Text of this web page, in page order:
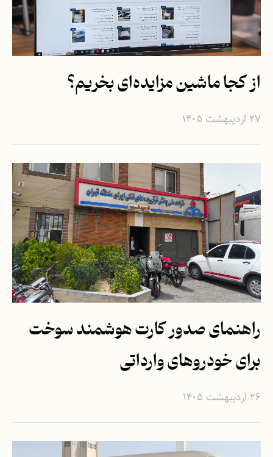
از کجا ماشین مزایده‌ای بخریم؟
۲۷ اردیبهشت ۱۴۰۵
راهنمای صدور کارت هوشمند سوخت
برای خودروهای وارداتی
۲۶ اردیبهشت ۱۴۰۵